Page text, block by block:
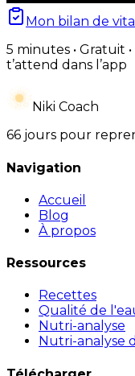
Mon bilan de
5 minutes • Gratuit
t’attend dans l’app
Niki Coach
66 jours pour
Navigation
Accueil
Blog
À propos
Ressources
Recettes
Qualité de
Nutri-analyse
Nutri-analyse